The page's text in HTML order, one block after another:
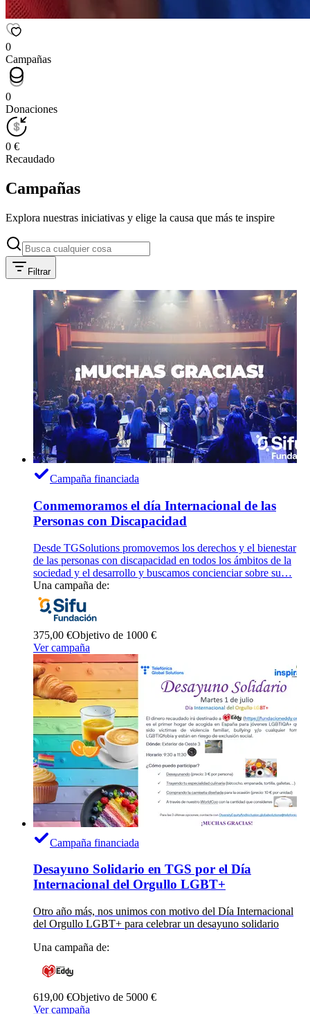
0
Campañas
0
Donaciones
0 €
Recaudado
Campañas
Explora nuestras iniciativas y elige la causa que más te inspire
Filtrar
Campaña financiada
Conmemoramos el día Internacional de las
Personas con Discapacidad
Desde TGSolutions promovemos los derechos y el bienestar
de las personas con discapacidad en todos los ámbitos de la
sociedad y el desarrollo y buscamos concienciar sobre su…
Una campaña de:
375,00 €Objetivo de 1000 €
Ver campaña
Campaña financiada
Desayuno Solidario en TGS por el Día
Internacional del Orgullo LGBT+
Otro año más, nos unimos con motivo del Día Internacional
del Orgullo LGBT+ para celebrar un desayuno solidario
Una campaña de:
619,00 €Objetivo de 5000 €
Ver campaña